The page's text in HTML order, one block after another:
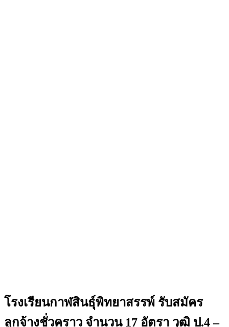
โรงเรียนกาฬสินธุ์พิทยาสรรพ์ รับสมัคร
ลูกจ้างชั่วคราว จำนวน 17 อัตรา วุฒิ ป.4 –